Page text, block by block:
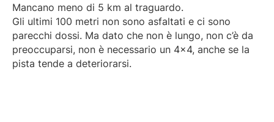
Mancano meno di 5 km al traguardo.
Gli ultimi 100 metri non sono asfaltati e ci sono
parecchi dossi. Ma dato che non è lungo, non c’è da
preoccuparsi, non è necessario un 4×4, anche se la
pista tende a deteriorarsi.